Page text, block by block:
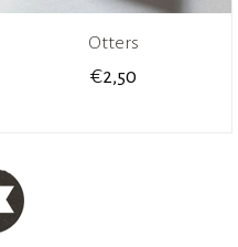
Otters
€2,50